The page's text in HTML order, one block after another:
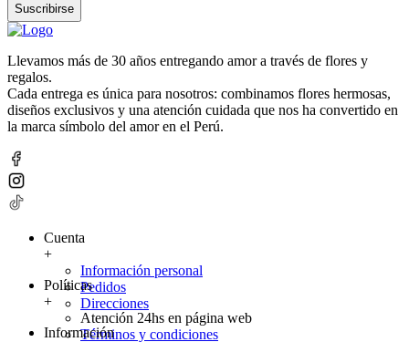
Suscribirse
Llevamos más de 30 años entregando amor a través de flores y
regalos.
Cada entrega es única para nosotros: combinamos flores hermosas,
diseños exclusivos y una atención cuidada que nos ha convertido en
la marca símbolo del amor en el Perú.
Cuenta
+
Información personal
Pedidos
Direcciones
Políticas
+
Atención 24hs en página web
Términos y condiciones
Información